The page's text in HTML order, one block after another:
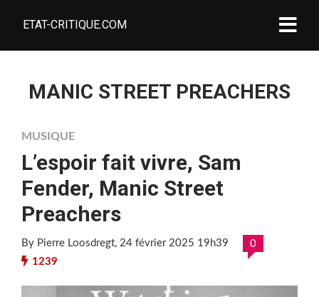
ETAT-CRITIQUE.COM
MANIC STREET PREACHERS
MUSIQUE
L’espoir fait vivre, Sam
Fender, Manic Street
Preachers
By Pierre Loosdregt, 24 février 2025 19h39
0
1239